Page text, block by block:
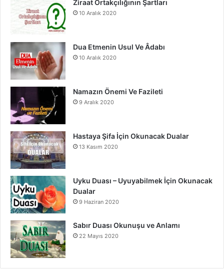
Ziraat Ortakçılığının Şartları
10 Aralık 2020
Dua Etmenin Usul Ve Âdabı
10 Aralık 2020
Namazın Önemi Ve Fazileti
9 Aralık 2020
Hastaya Şifa İçin Okunacak Dualar
13 Kasım 2020
Uyku Duası – Uyuyabilmek İçin Okunacak
Dualar
9 Haziran 2020
Sabır Duası Okunuşu ve Anlamı
22 Mayıs 2020